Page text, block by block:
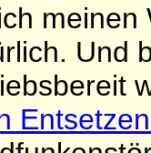
meinen
Und